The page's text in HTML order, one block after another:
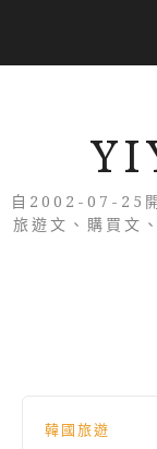
自2002-07-25開
旅遊文、購買文
韓國旅遊